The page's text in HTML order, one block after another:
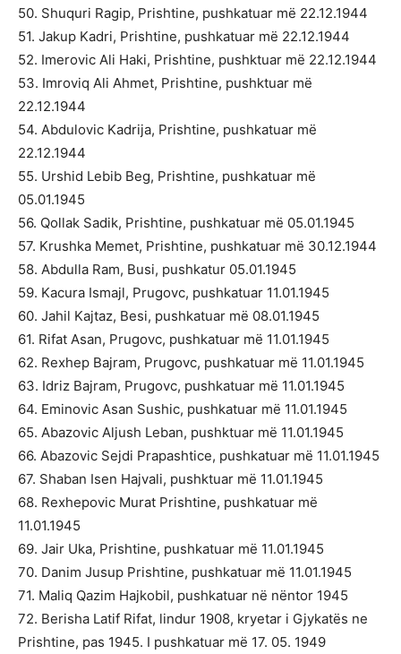
50. Shuquri Ragip, Prishtine, pushkatuar më 22.12.1944
51. Jakup Kadri, Prishtine, pushkatuar më 22.12.1944
52. Imerovic Ali Haki, Prishtine, pushktuar më 22.12.1944
53. Imroviq Ali Ahmet, Prishtine, pushktuar më
22.12.1944
54. Abdulovic Kadrija, Prishtine, pushkatuar më
22.12.1944
55. Urshid Lebib Beg, Prishtine, pushkatuar më
05.01.1945
56. Qollak Sadik, Prishtine, pushkatuar më 05.01.1945
57. Krushka Memet, Prishtine, pushkatuar më 30.12.1944
58. Abdulla Ram, Busi, pushkatur 05.01.1945
59. Kacura Ismajl, Prugovc, pushkatuar 11.01.1945
60. Jahil Kajtaz, Besi, pushkatuar më 08.01.1945
61. Rifat Asan, Prugovc, pushkatuar më 11.01.1945
62. Rexhep Bajram, Prugovc, pushkatuar më 11.01.1945
63. Idriz Bajram, Prugovc, pushkatuar më 11.01.1945
64. Eminovic Asan Sushic, pushkatuar më 11.01.1945
65. Abazovic Aljush Leban, pushktuar më 11.01.1945
66. Abazovic Sejdi Prapashtice, pushkatuar më 11.01.1945
67. Shaban Isen Hajvali, pushktuar më 11.01.1945
68. Rexhepovic Murat Prishtine, pushkatuar më
11.01.1945
69. Jair Uka, Prishtine, pushkatuar më 11.01.1945
70. Danim Jusup Prishtine, pushkatuar më 11.01.1945
71. Maliq Qazim Hajkobil, pushkatuar në nëntor 1945
72. Berisha Latif Rifat, lindur 1908, kryetar i Gjykatës ne
Prishtine, pas 1945. I pushkatuar më 17. 05. 1949